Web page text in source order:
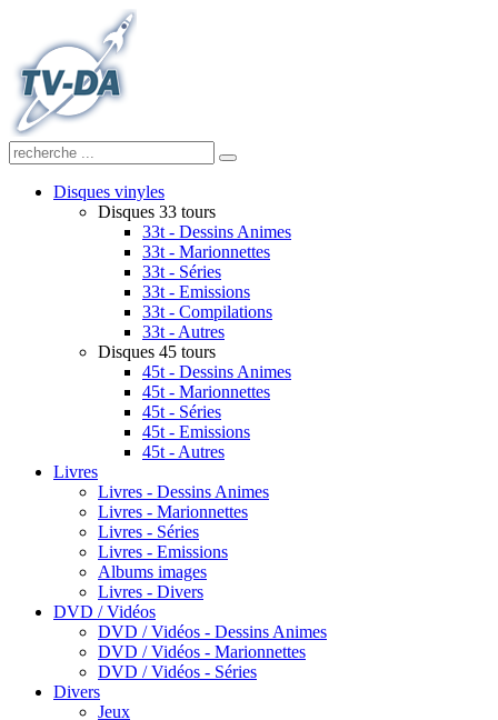
Disques vinyles
Disques 33 tours
33t - Dessins Animes
33t - Marionnettes
33t - Séries
33t - Emissions
33t - Compilations
33t - Autres
Disques 45 tours
45t - Dessins Animes
45t - Marionnettes
45t - Séries
45t - Emissions
45t - Autres
Livres
Livres - Dessins Animes
Livres - Marionnettes
Livres - Séries
Livres - Emissions
Albums images
Livres - Divers
DVD / Vidéos
DVD / Vidéos - Dessins Animes
DVD / Vidéos - Marionnettes
DVD / Vidéos - Séries
Divers
Jeux